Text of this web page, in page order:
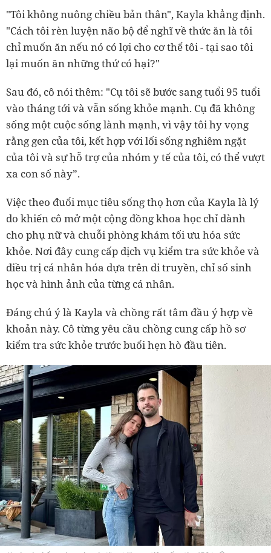
"Tôi không nuông chiều bản thân", Kayla khẳng định.
"Cách tôi rèn luyện não bộ để nghĩ về thức ăn là tôi
chỉ muốn ăn nếu nó có lợi cho cơ thể tôi - tại sao tôi
lại muốn ăn những thứ có hại?"
Sau đó, cô nói thêm: "Cụ tôi sẽ bước sang tuổi 95 tuổi
vào tháng tới và vẫn sống khỏe mạnh. Cụ đã không
sống một cuộc sống lành mạnh, vì vậy tôi hy vọng
rằng gen của tôi, kết hợp với lối sống nghiêm ngặt
của tôi và sự hỗ trợ của nhóm y tế của tôi, có thể vượt
xa con số này”.
Việc theo đuổi mục tiêu sống thọ hơn của Kayla là lý
do khiến cô mở một cộng đồng khoa học chỉ dành
cho phụ nữ và chuỗi phòng khám tối ưu hóa sức
khỏe. Nơi đây cung cấp dịch vụ kiểm tra sức khỏe và
điều trị cá nhân hóa dựa trên di truyền, chỉ số sinh
học và hình ảnh của từng cá nhân.
Đáng chú ý là Kayla và chồng rất tâm đầu ý hợp về
khoản này. Cô từng yêu cầu chồng cung cấp hồ sơ
kiểm tra sức khỏe trước buổi hẹn hò đầu tiên.